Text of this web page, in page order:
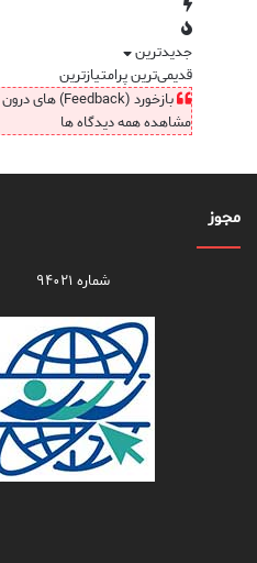
جدیدترین
قدیمی‌ترینپرامتیازترین
بازخورد (Feedback) های درون متنی
مشاهده همه دیدگاه ها
مجوز
شماره ۹۴۰۲۱